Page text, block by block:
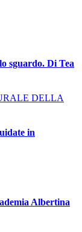
sguardo. Di Tea
DELLA
in
Albertina